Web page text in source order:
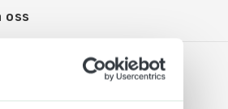
oss